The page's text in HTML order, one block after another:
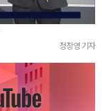
정창영 기자